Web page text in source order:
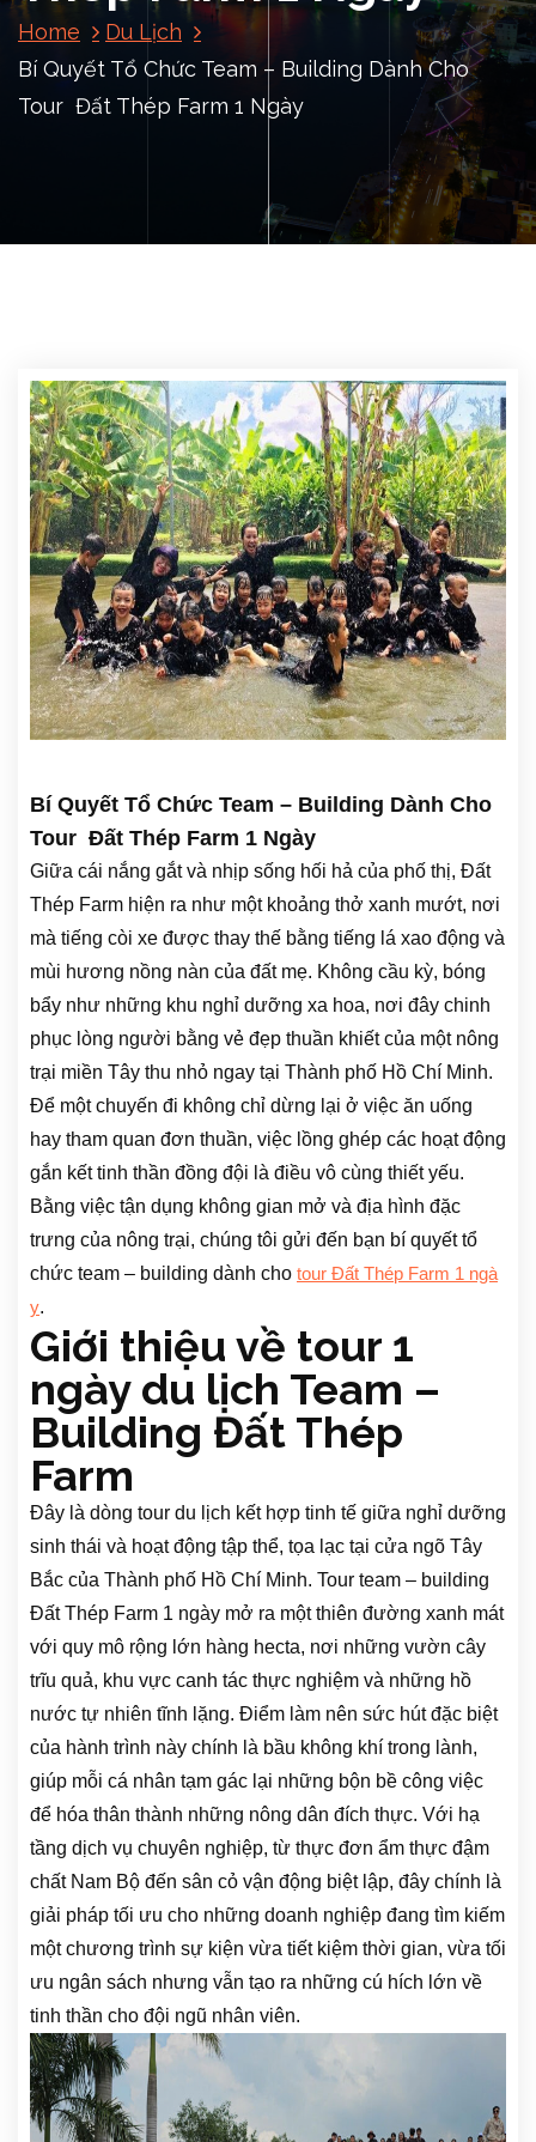
Home
Du Lịch
Bí Quyết Tổ Chức Team – Building Dành Cho
Tour Đất Thép Farm 1 Ngày
Bí Quyết Tổ Chức Team – Building Dành Cho
Tour Đất Thép Farm 1 Ngày
Giữa cái nắng gắt và nhịp sống hối hả của phố thị, Đất
Thép Farm hiện ra như một khoảng thở xanh mướt, nơi
mà tiếng còi xe được thay thế bằng tiếng lá xao động và
mùi hương nồng nàn của đất mẹ. Không cầu kỳ, bóng
bẩy như những khu nghỉ dưỡng xa hoa, nơi đây chinh
phục lòng người bằng vẻ đẹp thuần khiết của một nông
trại miền Tây thu nhỏ ngay tại Thành phố Hồ Chí Minh.
Để một chuyến đi không chỉ dừng lại ở việc ăn uống
hay tham quan đơn thuần, việc lồng ghép các hoạt động
gắn kết tinh thần đồng đội là điều vô cùng thiết yếu.
Bằng việc tận dụng không gian mở và địa hình đặc
trưng của nông trại, chúng tôi gửi đến bạn bí quyết tổ
chức team – building dành cho tour Đất Thép Farm 1 ngà
y.
Giới thiệu về tour 1
ngày du lịch Team –
Building Đất Thép
Farm
Đây là dòng tour du lịch kết hợp tinh tế giữa nghỉ dưỡng
sinh thái và hoạt động tập thể, tọa lạc tại cửa ngõ Tây
Bắc của Thành phố Hồ Chí Minh. Tour team – building
Đất Thép Farm 1 ngày mở ra một thiên đường xanh mát
với quy mô rộng lớn hàng hecta, nơi những vườn cây
trĩu quả, khu vực canh tác thực nghiệm và những hồ
nước tự nhiên tĩnh lặng. Điểm làm nên sức hút đặc biệt
của hành trình này chính là bầu không khí trong lành,
giúp mỗi cá nhân tạm gác lại những bộn bề công việc
để hóa thân thành những nông dân đích thực. Với hạ
tầng dịch vụ chuyên nghiệp, từ thực đơn ẩm thực đậm
chất Nam Bộ đến sân cỏ vận động biệt lập, đây chính là
giải pháp tối ưu cho những doanh nghiệp đang tìm kiếm
một chương trình sự kiện vừa tiết kiệm thời gian, vừa tối
ưu ngân sách nhưng vẫn tạo ra những cú hích lớn về
tinh thần cho đội ngũ nhân viên.